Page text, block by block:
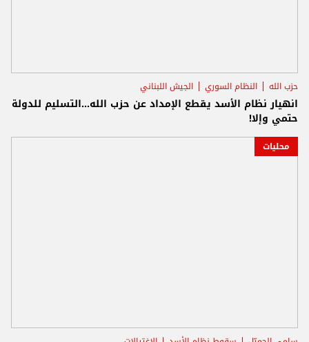
حزب الله النظام السوري الجيش اللبناني
انهيار نظام الأسد يقطع الإمداد عن حزب الله...التسليم للدولة
حتمي وإلا!
محليات